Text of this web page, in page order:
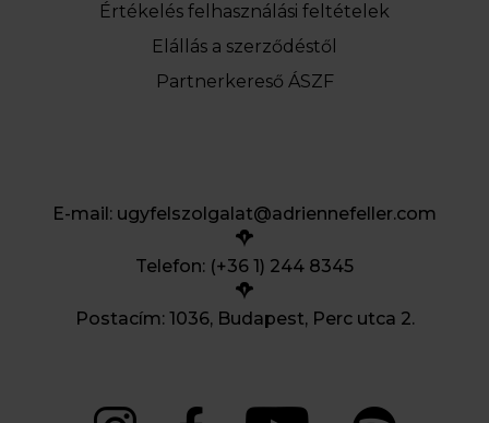
Értékelés felhasználási feltételek
Elállás a szerződéstől
Partnerkereső ÁSZF
E-mail: ugyfelszolgalat@adriennefeller.com
Telefon: (+36 1) 244 8345
Postacím: 1036, Budapest, Perc utca 2.